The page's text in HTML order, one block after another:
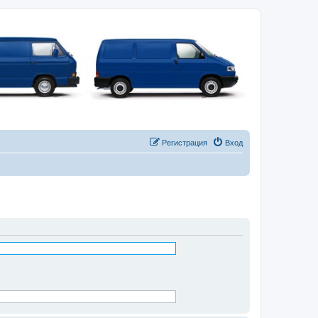
Вход
Регистрация